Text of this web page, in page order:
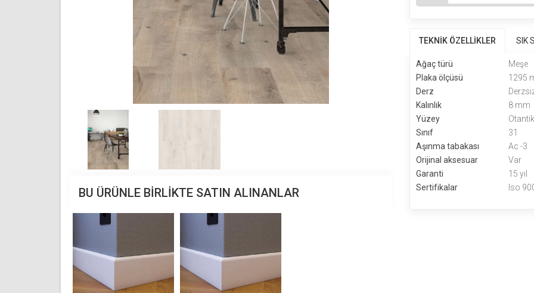
BU ÜRÜNLE BIRLIKTE SATIN ALINANLAR
TEKNİK ÖZELLİKLER SIK
Ağaç türü
Meşe
Plaka ölçüsü
1295
Derz
Kalınlık
8 mm
Yüzey
Otantik
Sınıf
31
Aşınma tabakası
Ac -3
Orijinal aksesuar
Var
Garanti
15 yıl
Sertifikalar
Iso